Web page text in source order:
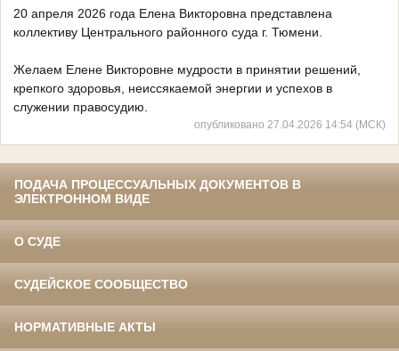
20 апреля 2026 года Елена Викторовна представлена
коллективу Центрального районного суда г. Тюмени.
Желаем Елене Викторовне мудрости в принятии решений,
крепкого здоровья, неиссякаемой энергии и успехов в
служении правосудию.
опубликовано 27.04.2026 14:54 (МСК)
ПОДАЧА ПРОЦЕССУАЛЬНЫХ ДОКУМЕНТОВ В
ЭЛЕКТРОННОМ ВИДЕ
О СУДЕ
СУДЕЙСКОЕ СООБЩЕСТВО
НОРМАТИВНЫЕ АКТЫ